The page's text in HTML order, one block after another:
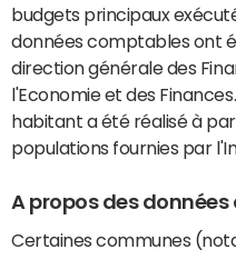
budgets principaux
données comptables ont
direction générale des
l'Economie et des
habitant a été réalisé à
populations fournies par
A propos des
Certaines communes